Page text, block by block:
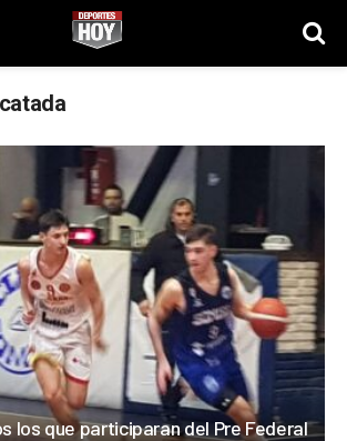
los que participaran del Pre Federal